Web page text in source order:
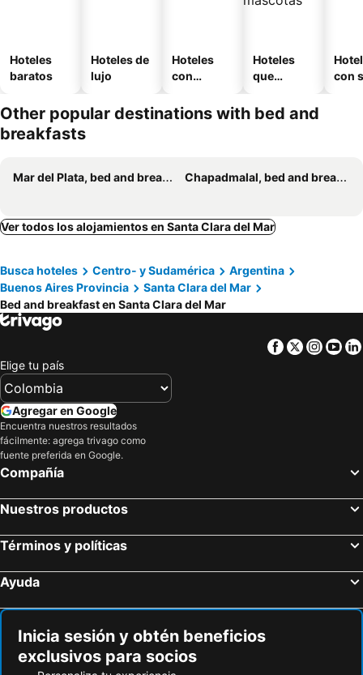
Hoteles
baratos
Hoteles de
lujo
Hoteles
con
Hoteles
que
mascotas
con
Other popular destinations with bed and
breakfasts
Mar del Plata, bed and breakfasts Chapadmalal, bed and breakfasts
Ver todos los alojamientos en Santa Clara del Mar
Busca hoteles Centro- y Sudamérica
Argentina
Buenos Aires Provincia
Santa Clara del Mar
Bed and breakfast en Santa Clara del Mar
Facebook
Twitter
Elige tu país
Agregar en Google
Encuentra nuestros resultados
fácilmente: agrega trivago como
fuente preferida en Google.
Compañía
Nuestros productos
Términos y políticas
Ayuda
Inicia sesión y obtén beneficios
exclusivos para socios